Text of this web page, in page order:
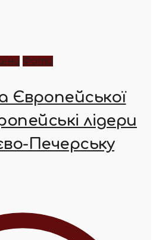
Фото
Європейської
лідери
Печерську